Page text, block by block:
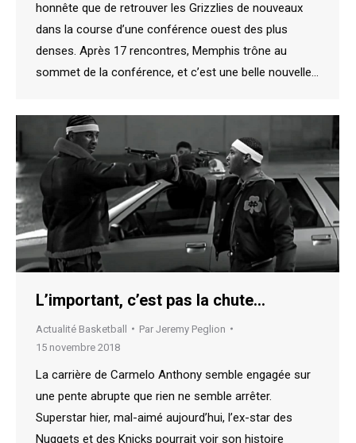
honnête que de retrouver les Grizzlies de nouveaux
dans la course d’une conférence ouest des plus
denses. Après 17 rencontres, Memphis trône au
sommet de la conférence, et c’est une belle nouvelle…
L’important, c’est pas la chute…
Actualité Basketball Par Jeremy Peglion
15 novembre 2018
La carrière de Carmelo Anthony semble engagée sur
une pente abrupte que rien ne semble arrêter.
Superstar hier, mal-aimé aujourd’hui, l’ex-star des
Nuggets et des Knicks pourrait voir son histoire